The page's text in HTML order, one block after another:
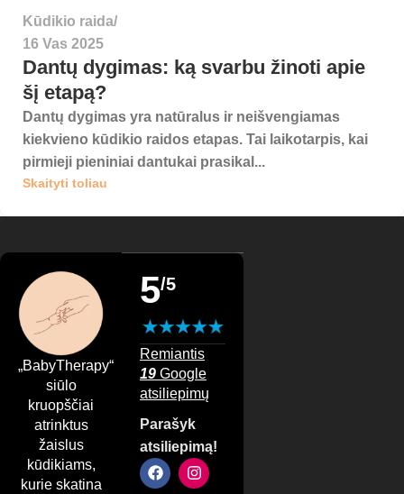
Kūdikio raida
16 Vas 2025
Dantų dygimas: ką svarbu žinoti apie
šį etapą?
Dantų dygimas yra natūralus ir neišvengiamas
kiekvieno kūdikio raidos etapas. Tai laikotarpis, kai
pirmieji pieniniai dantukai prasikal...
Skaityti toliau
„BabyTherapy“
siūlo
kruopščiai
atrinktus
žaislus
kūdikiams,
kurie skatina
5/5
Remiantis
19 Google
atsiliepimų
Parašyk
atsiliepimą!